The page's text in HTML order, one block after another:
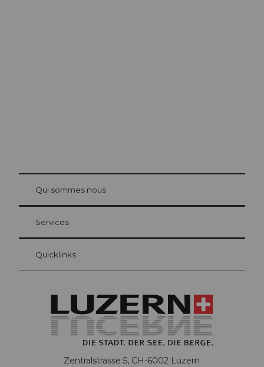
Carte d’hôte Lucerne
Vos avantages en tant qu'hôte pour la nuit
at Bre
Qui sommes nous
Services
Quicklinks
Zentralstrasse 5, CH-6002 Luzern